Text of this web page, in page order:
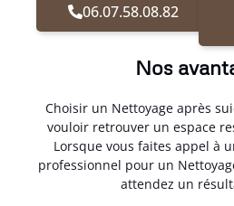
06.07.58.08.82
Nos
Choisir un Nettoyage après
vouloir retrouver un espace
Lorsque vous faites appel à
professionnel pour un
attendez un